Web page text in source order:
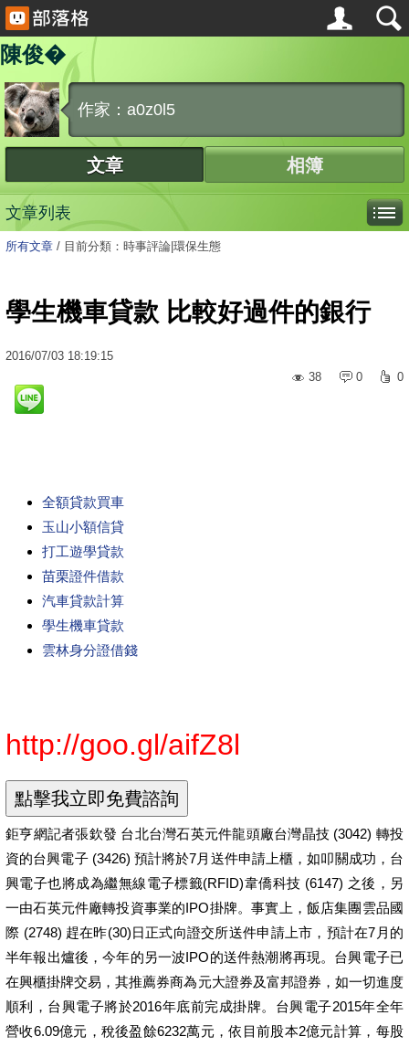
陳俊�
作家：a0z0l5
文章 相簿
文章列表
所有文章 / 目前分類：時事評論|環保生態
學生機車貸款 比較好過件的銀行
2016/07/03 18:19:15
38
0 0
全額貸款買車
玉山小額信貸
打工遊學貸款
苗栗證件借款
汽車貸款計算
學生機車貸款
雲林身分證借錢
http://goo.gl/aifZ8l
鉅亨網記者張欽發 台北台灣石英元件龍頭廠台灣晶技 (3042) 轉投
資的台興電子 (3426) 預計將於7月送件申請上櫃，如叩關成功，台
興電子也將成為繼無線電子標籤(RFID)韋僑科技 (6147) 之後，另
一由石英元件廠轉投資事業的IPO掛牌。事實上，飯店集團雲品國
際 (2748) 趕在昨(30)日正式向證交所送件申請上市，預計在7月的
半年報出爐後，今年的另一波IPO的送件熱潮將再現。台興電子已
在興櫃掛牌交易，其推薦券商為元大證券及富邦證券，如一切進度
順利，台興電子將於2016年底前完成掛牌。台興電子2015年全年
營收6.09億元，稅後盈餘6232萬元，依目前股本2億元計算，每股